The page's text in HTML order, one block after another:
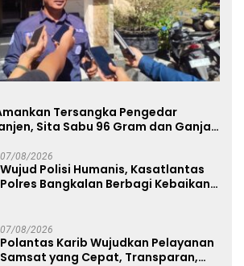
Tersangka Pengedar
Sita Sabu 96 Gram dan Ganja
07/08/2026
Wujud Polisi Humanis, Kasatlantas
Polres Bangkalan Berbagi Kebaikan
07/08/2026
Polantas Karib Wujudkan Pelayanan
Samsat yang Cepat, Transparan,